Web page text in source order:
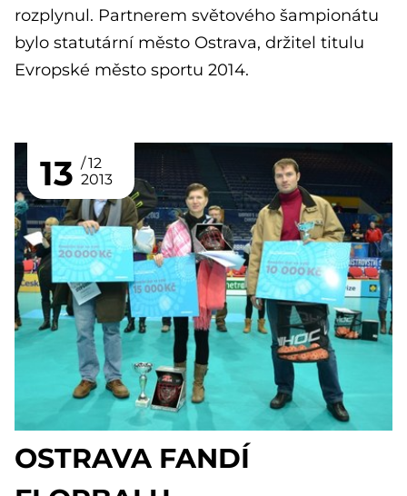
rozplynul. Partnerem světového šampionátu
bylo statutární město Ostrava, držitel titulu
Evropské město sportu 2014.
13
12
2013
OSTRAVA FANDÍ